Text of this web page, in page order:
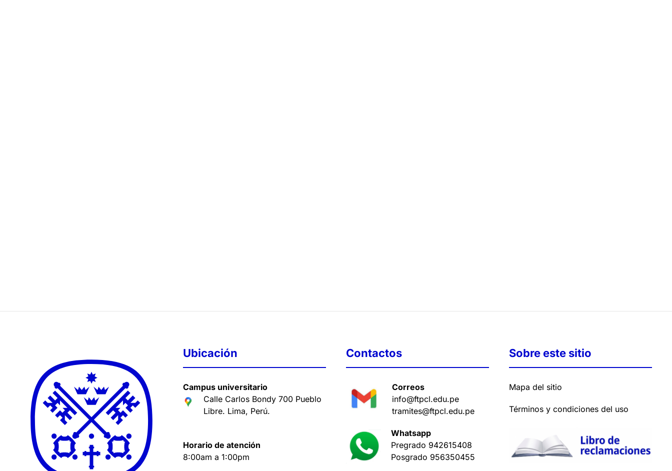
Ubicación
Campus universitario
Calle Carlos Bondy 700 Pueblo
Libre. Lima, Perú.
Horario de atención
8:00am a 1:00pm
Contactos
Correos
info@ftpcl.edu.pe
tramites@ftpcl.edu.pe
Whatsapp
Pregrado 942615408
Posgrado 956350455
Sobre este sitio
Mapa del sitio
Términos y condiciones del uso